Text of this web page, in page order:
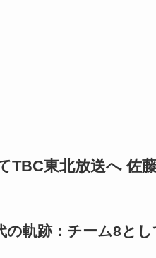
TBC東北放送へ 佐
の軌跡：チーム8と